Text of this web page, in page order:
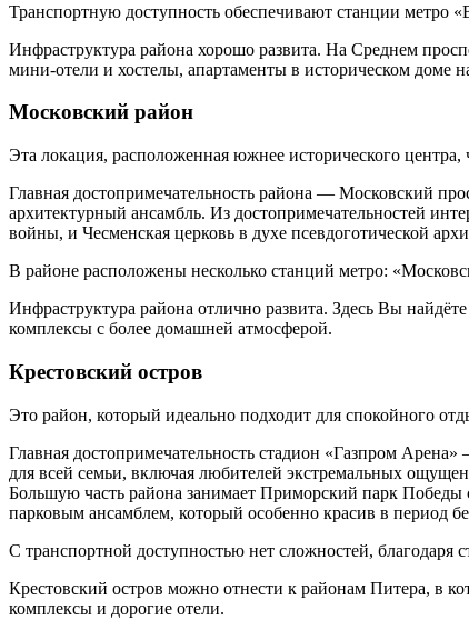
Транспортную доступность обеспечивают станции метро
Инфраструктура района хорошо развита. На Среднем
мини-отели и хостелы, апартаменты в историческом доме
Московский район
Эта локация, расположенная южнее исторического центра,
Главная достопримечательность района — Московский
архитектурный ансамбль. Из достопримечательностей
войны, и Чесменская церковь в духе псевдоготической
В районе расположены несколько станций метро:
Инфраструктура района отлично развита. Здесь Вы
комплексы с более домашней атмосферой.
Крестовский остров
Это район, который идеально подходит для спокойного
Главная достопримечательность стадион «Газпром
для всей семьи, включая любителей экстремальных
Большую часть района занимает Приморский парк
парковым ансамблем, который особенно красив в период
С транспортной доступностью нет сложностей,
Крестовский остров можно отнести к районам Питера, в
комплексы и дорогие отели.